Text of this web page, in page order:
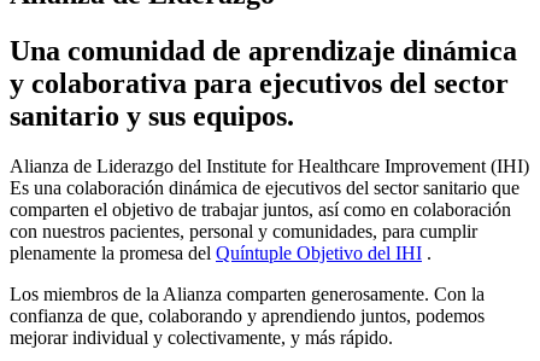
Una comunidad de aprendizaje dinámica
y colaborativa para ejecutivos del sector
sanitario y sus equipos.
Alianza de Liderazgo del Institute for Healthcare Improvement (IHI)
Es una colaboración dinámica de ejecutivos del sector sanitario que
comparten el objetivo de trabajar juntos, así como en colaboración
con nuestros pacientes, personal y comunidades, para cumplir
plenamente la promesa del Quíntuple Objetivo del IHI .
Los miembros de la Alianza comparten generosamente. Con la
confianza de que, colaborando y aprendiendo juntos, podemos
mejorar individual y colectivamente, y más rápido.